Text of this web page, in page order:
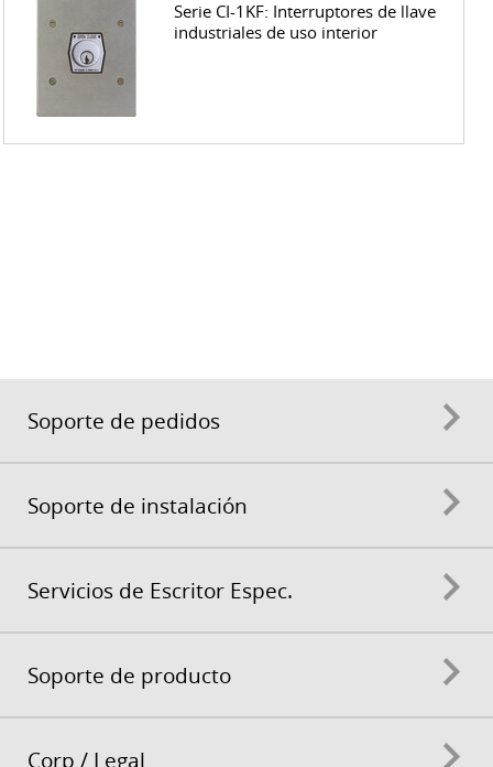
Serie CI-1KF: Interruptores de llave
industriales de uso interior
Soporte de pedidos
Soporte de instalación
Servicios de Escritor Espec.
Soporte de producto
Corp / Legal